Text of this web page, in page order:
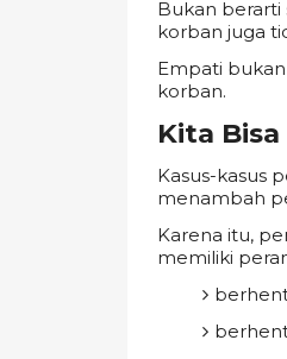
Bukan
korban juga
Empati
korban.
Kita
Kasus-kasus
menambah
Karena itu,
memiliki